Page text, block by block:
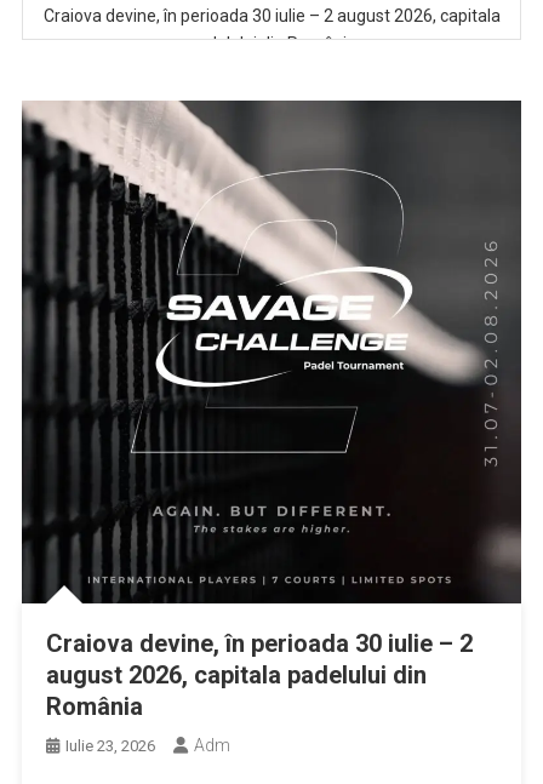
Craiova devine, în perioada 30 iulie – 2 august 2026, capitala
padelului din România
ajunge la Craiova, pe 11 iulie
Direcția Generală de Asistență Socială Craiova angajeaza
Fizioterapeut, Masor, Muncitor calificat IV (electrician)
Primăria Municipiului Craiova organizează, începând cu data de 1
iunie 2026, o nouă ediție a evenimentului Zilele Craiovei
Deschiderea oficială a Festivalului Internațional Shakespeare
Craiova este aproape : 21 mai – Zi dedicata Japoniei
Craiova devine, în perioada 30 iulie – 2 august 2026, capitala
padelului din România
Craiova devine, în perioada 30 iulie – 2
august 2026, capitala padelului din
România
Iulie 23, 2026 Adm